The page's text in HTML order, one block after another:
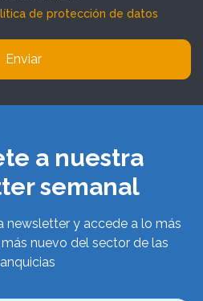
de protección de datos
Enviar
a nuestra
semanal
newsletter y accede a lo más
nuevo del sector de las